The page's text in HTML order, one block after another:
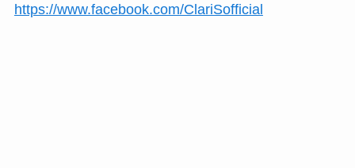
https://www.facebook.com/ClariSofficial